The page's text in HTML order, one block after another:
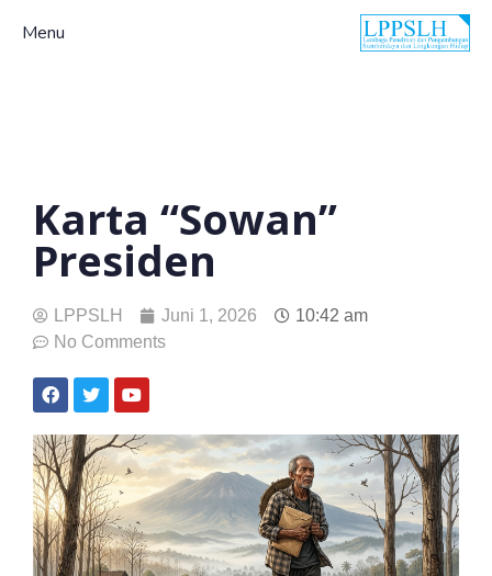
Menu
Karta “Sowan”
Presiden
LPPSLH Juni 1, 2026
10:42 am
No Comments